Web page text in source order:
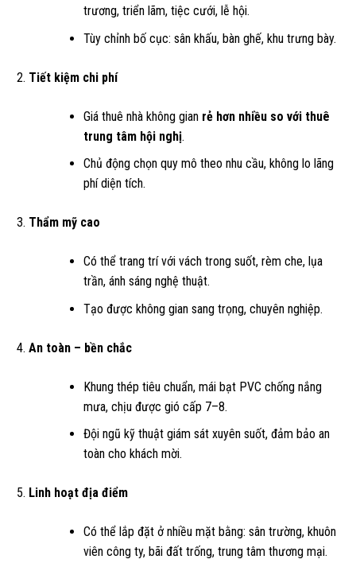
trương, triển lãm, tiệc cưới, lễ hội.
Tùy chỉnh bố cục: sân khấu, bàn ghế, khu trưng bày.
Tiết kiệm chi phí
Giá thuê nhà không gian rẻ hơn nhiều so với thuê
trung tâm hội nghị.
Chủ động chọn quy mô theo nhu cầu, không lo lãng
phí diện tích.
Thẩm mỹ cao
Có thể trang trí với vách trong suốt, rèm che, lụa
trần, ánh sáng nghệ thuật.
Tạo được không gian sang trọng, chuyên nghiệp.
An toàn – bền chắc
Khung thép tiêu chuẩn, mái bạt PVC chống nắng
mưa, chịu được gió cấp 7–8.
Đội ngũ kỹ thuật giám sát xuyên suốt, đảm bảo an
toàn cho khách mời.
Linh hoạt địa điểm
Có thể lắp đặt ở nhiều mặt bằng: sân trường, khuôn
viên công ty, bãi đất trống, trung tâm thương mại.